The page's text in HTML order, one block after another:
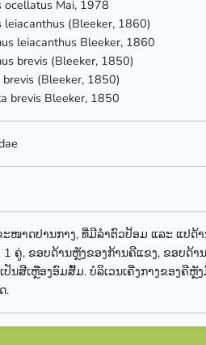
ocellatus Mai, 1978
leiacanthus (Bleeker, 1860)
leiacanthus Bleeker, 1860
brevis (Bleeker, 1850)
brevis (Bleeker, 1850)
brevis Bleeker, 1850
ະໜາດປານກາງ, ທີ່ມີລຳຕົວປ້ອມ ແລະ ແປ
1 ຄູ່, ຂອບດ້ານຫຼັງຂອງກ້ານຄີແຂງ, ຂອບດ້
ປັນສີເຫຼືອງອົມສົ້ມ. ບໍລິເວນເຄີ່ງກາງຂອງຄີ
.